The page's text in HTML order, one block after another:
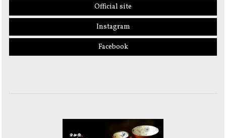
Official site
Instagram
Facebook